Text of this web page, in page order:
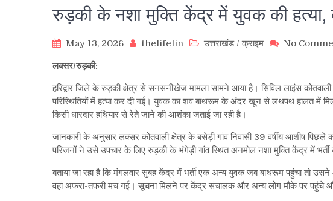
रुड़की के नशा मुक्ति केंद्र में युवक की
May 13, 2026 thelifelin उत्तराखंड/क्राइम No
लक्सर/रुड़की:
हरिद्वार जिले के रुड़की क्षेत्र से सनसनीखेज मामला सामने आया है। सिविल लाइंस
परिस्थितियों में हत्या कर दी गई। युवक का शव बाथरूम के अंदर खून से लथपथ हालत में
किसी धारदार हथियार से रेते जाने की आशंका जताई जा रही है।
जानकारी के अनुसार लक्सर कोतवाली क्षेत्र के बसेड़ी गांव निवासी 39 वर्षीय आशीष
परिजनों ने उसे उपचार के लिए रुड़की के भंगेड़ी गांव स्थित अनमोल नशा मुक्ति केंद्र में भर्ती
बताया जा रहा है कि मंगलवार सुबह केंद्र में भर्ती एक अन्य युवक जब बाथरूम पहुंचा तो
वहां अफरा-तफरी मच गई। सूचना मिलने पर केंद्र संचालक और अन्य लोग मौके पर पहुंचे